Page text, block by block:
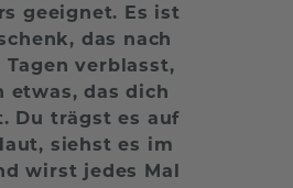
geeignet. Es ist
das nach
Tagen verblasst,
etwas, das dich
Du trägst es auf
siehst es im
wirst jedes Mal